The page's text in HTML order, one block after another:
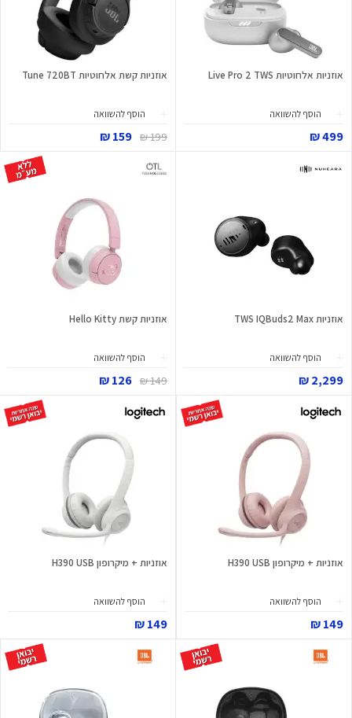
אוזניות ‏אלחוטיות Live Pro 2 TWS
הוסף להשוואה
499 ₪
אוזניות קשת אלחוטיות Tune 720BT
הוסף להשוואה
199 ₪
159 ₪
אוזניות TWS IQBuds2 Max
הוסף להשוואה
2,299 ₪
אוזניות קשת Hello Kitty
הוסף להשוואה
149 ₪
126 ₪
אוזניות + מיקרופון H390 USB
הוסף להשוואה
149 ₪
אוזניות + מיקרופון H390 USB
הוסף להשוואה
149 ₪